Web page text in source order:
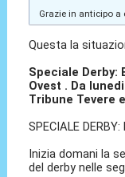
Grazie in anticipo
Questa la
Speciale Derby:
Ovest . Da
Tribune Tevere
SPECIALE
Inizia domani la
del derby nelle